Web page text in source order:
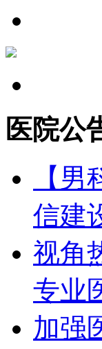
医院公
【
信建
视角
专业
加强